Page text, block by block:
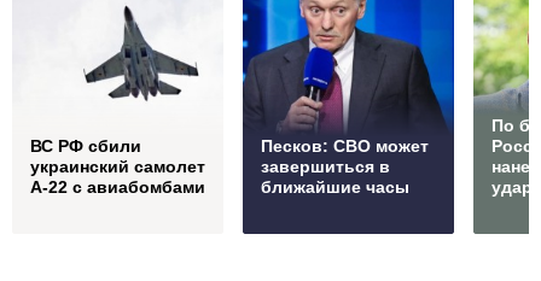
ВС РФ сбили
украинский самолет
А-22 с авиабомбами
Песков: СВО может
завершиться в
ближайшие часы
По
удар